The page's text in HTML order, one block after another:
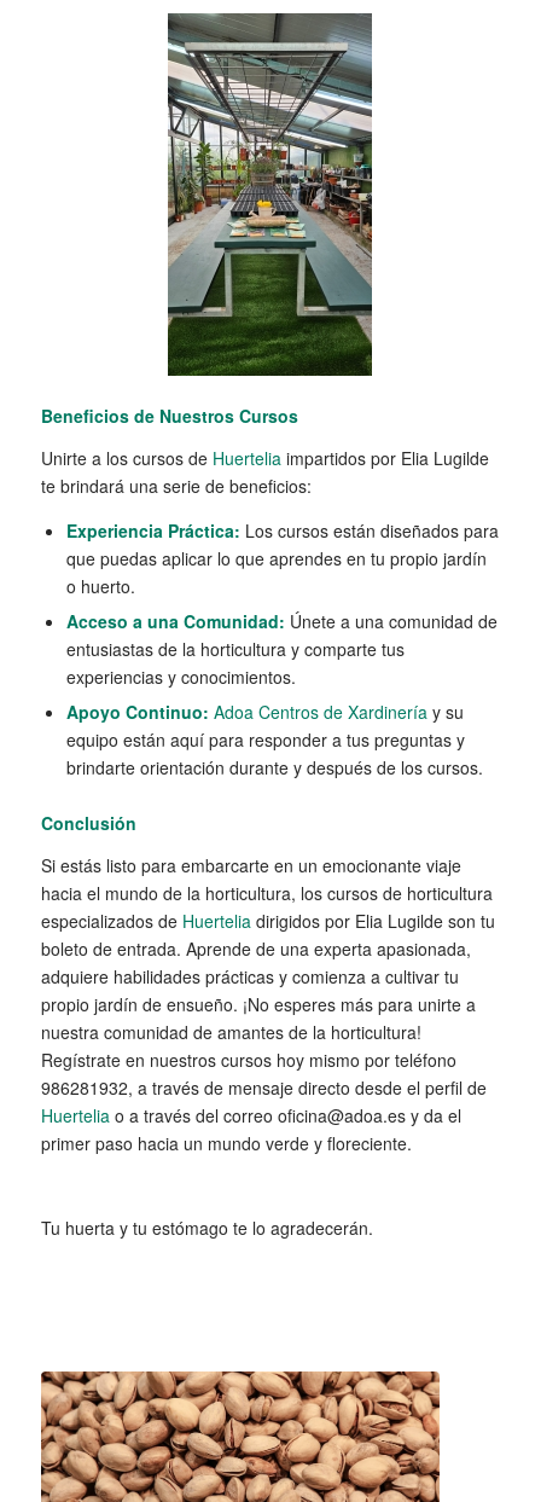
Beneficios de Nuestros Cursos
Unirte a los cursos de Huertelia impartidos por Elia Lugilde
te brindará una serie de beneficios:
Experiencia Práctica: Los cursos están diseñados para
que puedas aplicar lo que aprendes en tu propio jardín
o huerto.
Acceso a una Comunidad: Únete a una comunidad de
entusiastas de la horticultura y comparte tus
experiencias y conocimientos.
Apoyo Continuo: Adoa Centros de Xardineríay su
equipo están aquí para responder a tus preguntas y
brindarte orientación durante y después de los cursos.
Conclusión
Si estás listo para embarcarte en un emocionante viaje
hacia el mundo de la horticultura, los cursos de horticultura
especializados de Huerteliadirigidos por Elia Lugilde son tu
boleto de entrada. Aprende de una experta apasionada,
adquiere habilidades prácticas y comienza a cultivar tu
propio jardín de ensueño. ¡No esperes más para unirte a
nuestra comunidad de amantes de la horticultura!
Regístrate en nuestros cursos hoy mismo por teléfono
986281932, a través de mensaje directo desde el perfil de
Huerteliao a través del correo oficina@adoa.es y da el
primer paso hacia un mundo verde y floreciente.
Tu huerta y tu estómago te lo agradecerán.